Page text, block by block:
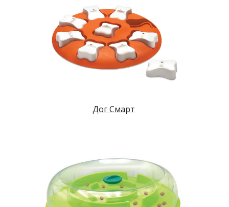
Дог Смарт